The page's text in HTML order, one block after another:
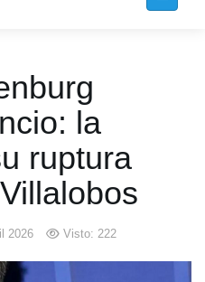
la
ruptura
2026 Visto: 222